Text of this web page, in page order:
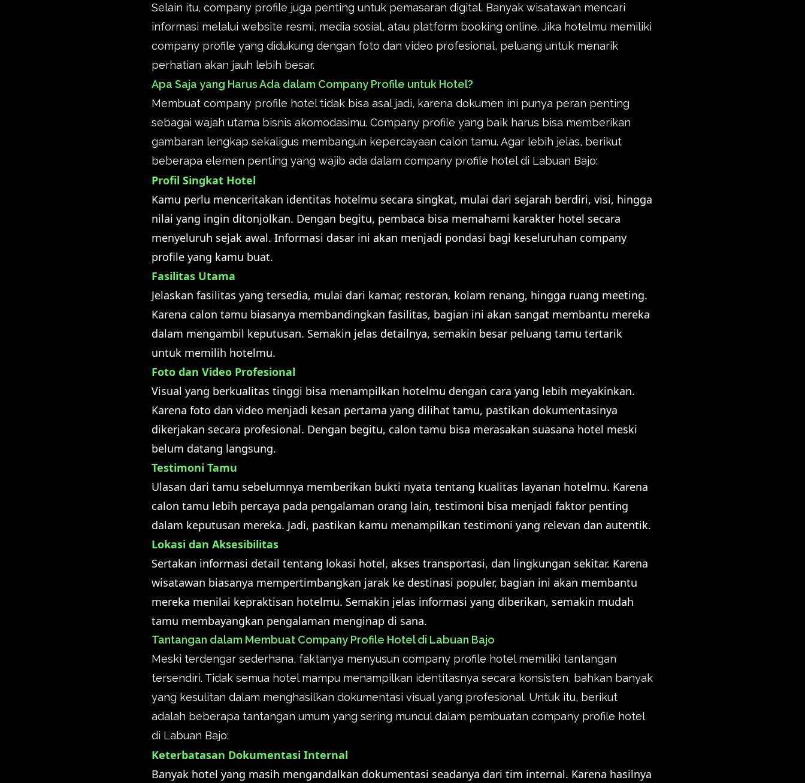
Selain itu, company profile juga penting untuk pemasaran digital. Banyak wisatawan mencari
informasi melalui website resmi, media sosial, atau platform booking online. Jika hotelmu memiliki
company profile yang didukung dengan foto dan video profesional, peluang untuk menarik
perhatian akan jauh lebih besar.
Apa Saja yang Harus Ada dalam Company Profile untuk Hotel?
Membuat company profile hotel tidak bisa asal jadi, karena dokumen ini punya peran penting
sebagai wajah utama bisnis akomodasimu. Company profile yang baik harus bisa memberikan
gambaran lengkap sekaligus membangun kepercayaan calon tamu. Agar lebih jelas, berikut
beberapa elemen penting yang wajib ada dalam company profile hotel di Labuan Bajo:
Profil Singkat Hotel
Kamu perlu menceritakan identitas hotelmu secara singkat, mulai dari sejarah berdiri, visi, hingga
nilai yang ingin ditonjolkan. Dengan begitu, pembaca bisa memahami karakter hotel secara
menyeluruh sejak awal. Informasi dasar ini akan menjadi pondasi bagi keseluruhan company
profile yang kamu buat.
Fasilitas Utama
Jelaskan fasilitas yang tersedia, mulai dari kamar, restoran, kolam renang, hingga ruang meeting.
Karena calon tamu biasanya membandingkan fasilitas, bagian ini akan sangat membantu mereka
dalam mengambil keputusan. Semakin jelas detailnya, semakin besar peluang tamu tertarik
untuk memilih hotelmu.
Foto dan Video Profesional
Visual yang berkualitas tinggi bisa menampilkan hotelmu dengan cara yang lebih meyakinkan.
Karena foto dan video menjadi kesan pertama yang dilihat tamu, pastikan dokumentasinya
dikerjakan secara profesional. Dengan begitu, calon tamu bisa merasakan suasana hotel meski
belum datang langsung.
Testimoni Tamu
Ulasan dari tamu sebelumnya memberikan bukti nyata tentang kualitas layanan hotelmu. Karena
calon tamu lebih percaya pada pengalaman orang lain, testimoni bisa menjadi faktor penting
dalam keputusan mereka. Jadi, pastikan kamu menampilkan testimoni yang relevan dan autentik.
Lokasi dan Aksesibilitas
Sertakan informasi detail tentang lokasi hotel, akses transportasi, dan lingkungan sekitar. Karena
wisatawan biasanya mempertimbangkan jarak ke destinasi populer, bagian ini akan membantu
mereka menilai kepraktisan hotelmu. Semakin jelas informasi yang diberikan, semakin mudah
tamu membayangkan pengalaman menginap di sana.
Tantangan dalam Membuat Company Profile Hotel di Labuan Bajo
Meski terdengar sederhana, faktanya menyusun company profile hotel memiliki tantangan
tersendiri. Tidak semua hotel mampu menampilkan identitasnya secara konsisten, bahkan banyak
yang kesulitan dalam menghasilkan dokumentasi visual yang profesional. Untuk itu, berikut
adalah beberapa tantangan umum yang sering muncul dalam pembuatan company profile hotel
di Labuan Bajo:
Keterbatasan Dokumentasi Internal
Banyak hotel yang masih mengandalkan dokumentasi seadanya dari tim internal. Karena hasilnya